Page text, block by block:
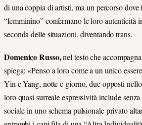
di una coppia di artisti, ma un percorso
“femminino” confermano le loro autenticità
seconda delle situazioni, diventando trans.
Domenico Russo,nel testo che
spiega: «Penso a loro come a un unico
Yin e Yang, notte e giorno, due opposti
loro quasi surreale espressività include
sociale in uno schema pulsionale privato